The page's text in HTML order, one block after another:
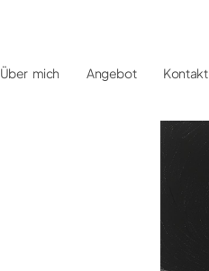
Über mich Angebot Kontakt